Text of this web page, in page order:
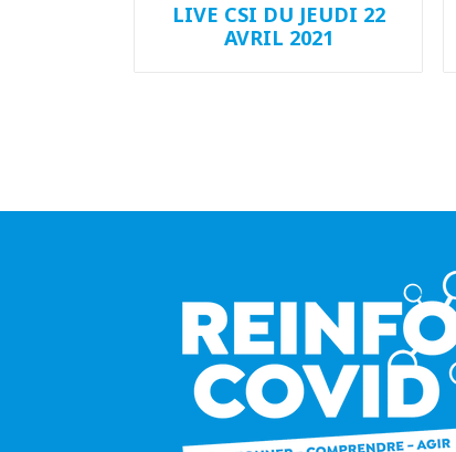
LIVE CSI DU JEUDI 22
AVRIL 2021